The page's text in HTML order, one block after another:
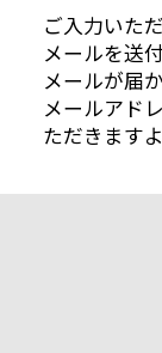
ご入力いた
メールを送
メールが届
メールアド
ただきます